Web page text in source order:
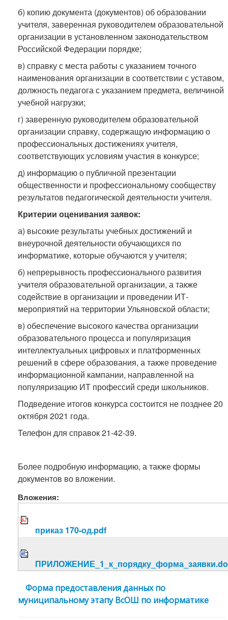
б) копию документа (документов) об образовании
учителя, заверенная руководителем образовательной
организации в установленном законодательством
Российской Федерации порядке;
в) справку с места работы с указанием точного
наименования организации в соответствии с уставом,
должность педагога с указанием предмета, величиной
учебной нагрузки;
г) заверенную руководителем образовательной
организации справку, содержащую информацию о
профессиональных достижениях учителя,
соответствующих условиям участия в конкурсе;
д) информацию о публичной презентации
общественности и профессиональному сообществу
результатов педагогической деятельности учителя.
Критерии оценивания заявок:
а) высокие результаты учебных достижений и
внеурочной деятельности обучающихся по
информатике, которые обучаются у учителя;
б) непрерывность профессионального развития
учителя образовательной организации, а также
содействие в организации и проведении ИТ-
мероприятий на территории Ульяновской области;
в) обеспечение высокого качества организации
образовательного процесса и популяризация
интеллектуальных цифровых и платформенных
решений в сфере образования, а также проведение
информационной кампании, направленной на
популяризацию ИТ профессий среди школьников.
Подведение итогов конкурса состоится не позднее 20
октября 2021 года.
Телефон для справок 21-42-39.
Более подробную информацию, а также формы
документов во вложении.
Вложения:
приказ 170-од.pdf
Форма предоставления данных по
муниципальному этапу ВсОШ по информатике